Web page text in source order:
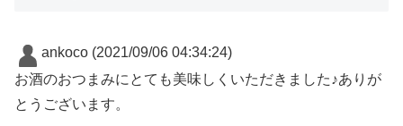
ankoco (2021/09/06 04:34:24)
お酒のおつまみにとても美味しくいただきました♪ありが
とうございます。